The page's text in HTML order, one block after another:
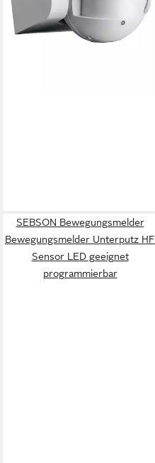
IP54 Aufputz HF Sensor LED
geeignet, (1-St)
ab 9,99 €
SEBSON Bewegungsmelder
Bewegungsmelder Unterputz HF
Sensor LED geeignet
programmierbar